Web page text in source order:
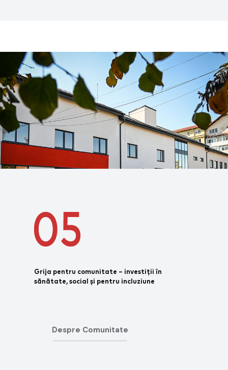
Grija pentru comunitate – investiții în
sănătate, social și pentru incluziune
Despre Comunitate